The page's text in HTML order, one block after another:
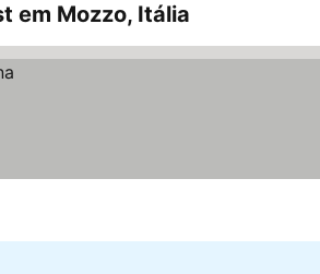
em Mozzo, Itália